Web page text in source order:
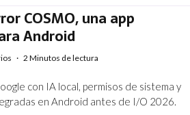
COSMO, una app
Android
· 2 Minutos de lectura
con IA local, permisos de sistema y
en Android antes de I/O 2026.